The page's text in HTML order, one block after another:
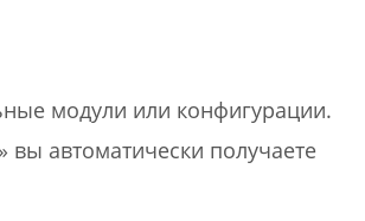
модули или конфигурации.
вы автоматически получаете